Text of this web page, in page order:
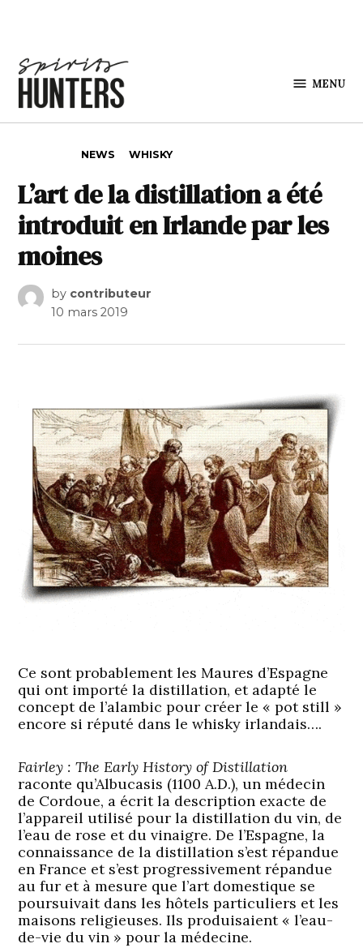
MENU
NEWS WHISKY
L’art de la distillation a été
introduit en Irlande par les
moines
by contributeur
10 mars 2019
Ce sont probablement les Maures d’Espagne
qui ont importé la distillation, et adapté le
concept de l’alambic pour créer le « pot still »
encore si réputé dans le whisky irlandais….
Fairley : The Early History of Distillation
raconte qu’Albucasis (1100 A.D.), un médecin
de Cordoue, a écrit la description exacte de
l’appareil utilisé pour la distillation du vin, de
l’eau de rose et du vinaigre. De l’Espagne, la
connaissance de la distillation s’est répandue
en France et s’est progressivement répandue
au fur et à mesure que l’art domestique se
poursuivait dans les hôtels particuliers et les
maisons religieuses. Ils produisaient « l’eau-
de-vie du vin » pour la médecine.